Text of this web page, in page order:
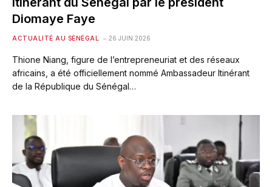
Diomaye Faye
ACTUALITÉ AU SÉNÉGAL 26 JUIN 2026
Thione Niang, figure de l’entrepreneuriat et des réseaux
africains, a été officiellement nommé Ambassadeur Itinérant
de la République du Sénégal…